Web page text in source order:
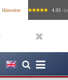
Hinweise 4.93 /